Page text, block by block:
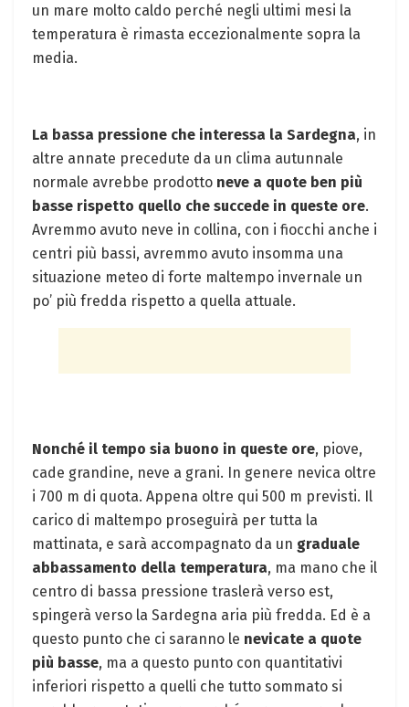
un mare molto caldo perché negli ultimi mesi la
temperatura è rimasta eccezionalmente sopra la
media.
La bassa pressione che interessa la Sardegna, in
altre annate precedute da un clima autunnale
normale avrebbe prodotto neve a quote ben più
basse rispetto quello che succede in queste ore.
Avremmo avuto neve in collina, con i fiocchi anche i
centri più bassi, avremmo avuto insomma una
situazione meteo di forte maltempo invernale un
po’ più fredda rispetto a quella attuale.
Nonché il tempo sia buono in queste ore, piove,
cade grandine, neve a grani. In genere nevica oltre
i 700 m di quota. Appena oltre qui 500 m previsti. Il
carico di maltempo proseguirà per tutta la
mattinata, e sarà accompagnato da un graduale
abbassamento della temperatura, ma mano che il
centro di bassa pressione traslerà verso est,
spingerà verso la Sardegna aria più fredda. Ed è a
questo punto che ci saranno le nevicate a quote
più basse, ma a questo punto con quantitativi
inferiori rispetto a quelli che tutto sommato si